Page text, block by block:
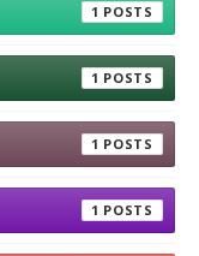
1
1
1
1